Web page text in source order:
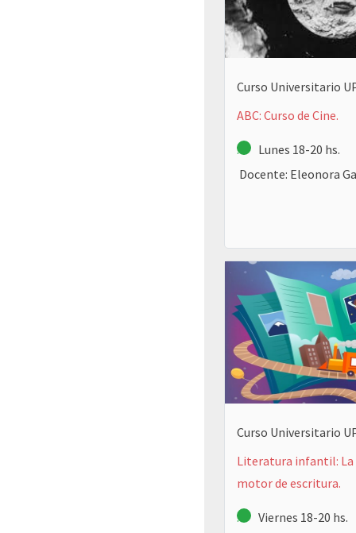
Curso Universitario
ABC: Curso de Cine.
.
Lunes 18-20 hs.
Docente: Eleonora
Curso Universitario
Literatura infantil:
motor de escritura.
.
Viernes 18-20 hs.